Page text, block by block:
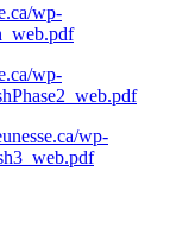
wp-
wp-
wp-